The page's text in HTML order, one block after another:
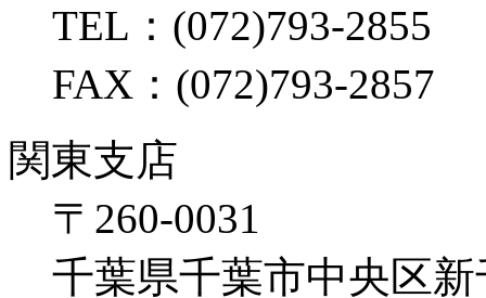
TEL：(072)793-2855
FAX：(072)793-2857
関東支店
〒260-0031
千葉県千葉市中央区